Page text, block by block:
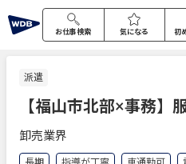
お仕事検索 気になる 初
派遣
【福山市北部×事務】
卸売業界